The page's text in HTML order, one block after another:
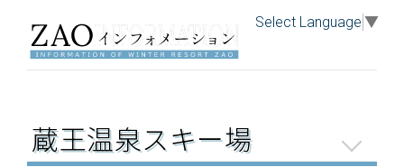
Select Language ▼
蔵王温泉スキー場